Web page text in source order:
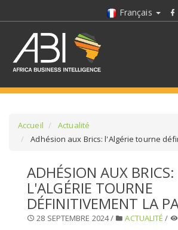
Français
SÉLECTIONNEZ UN/DES SECTEURS
SÉLECTIONNEZ UN DOSSIER
SELECTIONNEZ UNE SECTION
Accueil
Actualité
Adhésion aux Brics: l'Algérie tourne
ADHÉSION AUX BRICS:
L'ALGÉRIE TOURNE
DÉFINITIVEMENT LA
28 SEPTEMBRE 2024 / ACTUALITÉ /